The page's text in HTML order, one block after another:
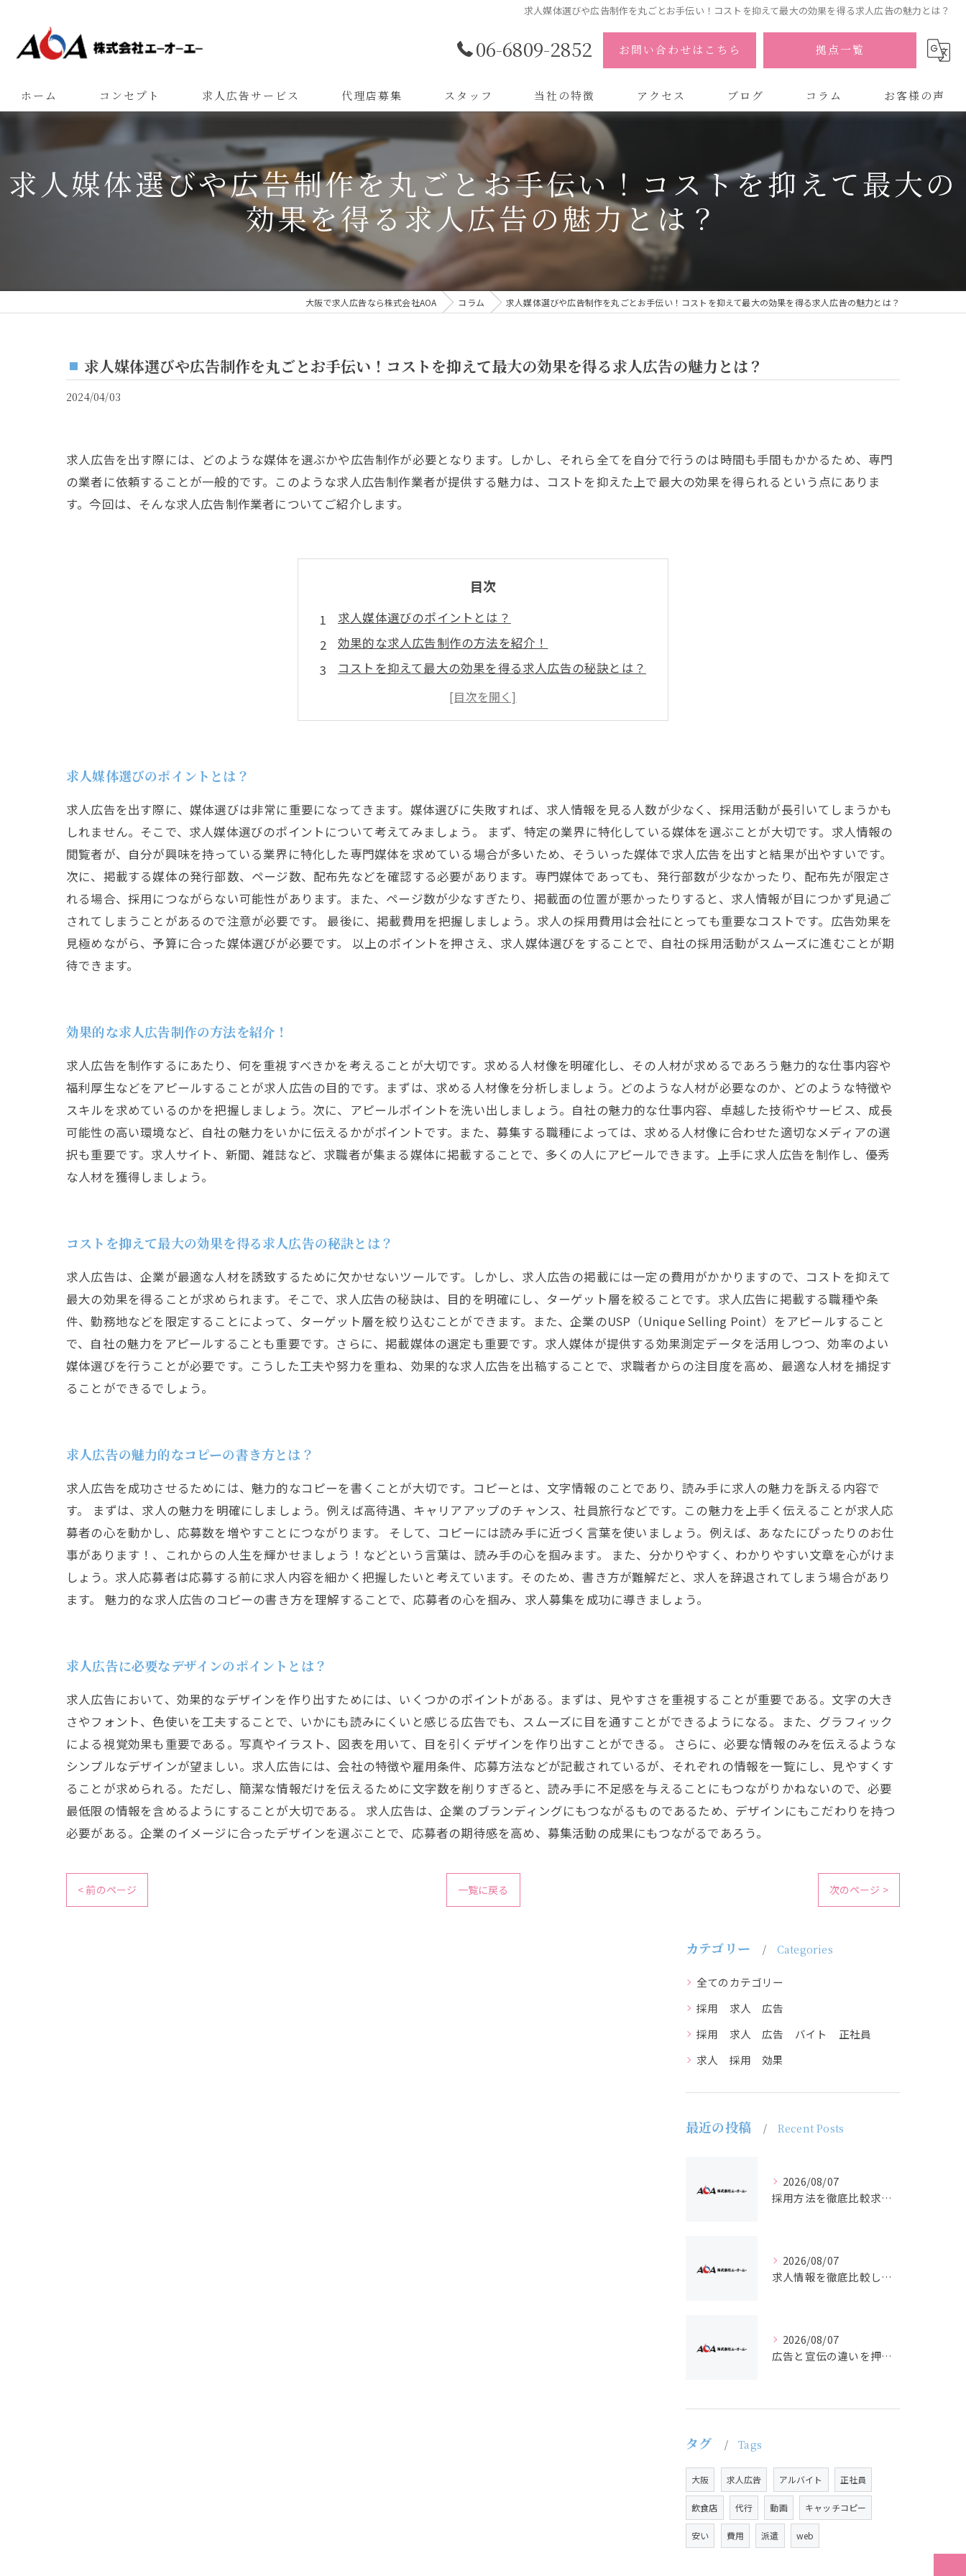
求人媒体選びや広告制作を丸ごとお手伝い！コストを抑えて最大の効果を得る求人広告の魅力とは？
06-6809-2852 お問い合わせはこちら 拠点一覧
ホーム コンセプト 求人広告サービス 代理店募集 スタッフ 当社の特徴
代理店
制作
バイトル
アクセス
株式会社AOA 東京 渋谷オフィス
株式会社AOA 南森町オフィス
ブログ コラム お客様の声
求人媒体選びや広告制作を丸ごとお手伝い！コストを抑えて最大の
効果を得る求人広告の魅力とは？
大阪で求人広告なら株式会社AOA コラム 求人媒体選びや広告制作を丸ごとお手伝い！コストを抑えて最大の効果を得る求人広告の魅力とは？
求人媒体選びや広告制作を丸ごとお手伝い！コストを抑えて最大の効果を得る求人広告の魅力とは？
2024/04/03
求人広告を出す際には、どのような媒体を選ぶかや広告制作が必要となります。しかし、それら全てを自分で行うのは時間も手間もかかるため、専門
の業者に依頼することが一般的です。このような求人広告制作業者が提供する魅力は、コストを抑えた上で最大の効果を得られるという点にありま
す。今回は、そんな求人広告制作業者についてご紹介します。
目次
求人媒体選びのポイントとは？
効果的な求人広告制作の方法を紹介！
コストを抑えて最大の効果を得る求人広告の秘訣とは？
求人広告の魅力的なコピーの書き方とは？
求人広告に必要なデザインのポイントとは？
求人媒体選びのポイントとは？
求人広告を出す際に、媒体選びは非常に重要になってきます。媒体選びに失敗すれば、求人情報を見る人数が少なく、採用活動が長引いてしまうかも
しれません。そこで、求人媒体選びのポイントについて考えてみましょう。 まず、特定の業界に特化している媒体を選ぶことが大切です。求人情報の
閲覧者が、自分が興味を持っている業界に特化した専門媒体を求めている場合が多いため、そういった媒体で求人広告を出すと結果が出やすいです。
次に、掲載する媒体の発行部数、ページ数、配布先などを確認する必要があります。専門媒体であっても、発行部数が少なかったり、配布先が限定さ
れる場合、採用につながらない可能性があります。また、ページ数が少なすぎたり、掲載面の位置が悪かったりすると、求人情報が目につかず見過ご
されてしまうことがあるので注意が必要です。 最後に、掲載費用を把握しましょう。求人の採用費用は会社にとっても重要なコストです。広告効果を
見極めながら、予算に合った媒体選びが必要です。 以上のポイントを押さえ、求人媒体選びをすることで、自社の採用活動がスムーズに進むことが期
待できます。
効果的な求人広告制作の方法を紹介！
求人広告を制作するにあたり、何を重視すべきかを考えることが大切です。求める人材像を明確化し、その人材が求めるであろう魅力的な仕事内容や
福利厚生などをアピールすることが求人広告の目的です。まずは、求める人材像を分析しましょう。どのような人材が必要なのか、どのような特徴や
スキルを求めているのかを把握しましょう。次に、アピールポイントを洗い出しましょう。自社の魅力的な仕事内容、卓越した技術やサービス、成長
可能性の高い環境など、自社の魅力をいかに伝えるかがポイントです。また、募集する職種によっては、求める人材像に合わせた適切なメディアの選
択も重要です。求人サイト、新聞、雑誌など、求職者が集まる媒体に掲載することで、多くの人にアピールできます。上手に求人広告を制作し、優秀
な人材を獲得しましょう。
コストを抑えて最大の効果を得る求人広告の秘訣とは？
求人広告は、企業が最適な人材を誘致するために欠かせないツールです。しかし、求人広告の掲載には一定の費用がかかりますので、コストを抑えて
最大の効果を得ることが求められます。そこで、求人広告の秘訣は、目的を明確にし、ターゲット層を絞ることです。求人広告に掲載する職種や条
件、勤務地などを限定することによって、ターゲット層を絞り込むことができます。また、企業のUSP（Unique Selling Point）をアピールすること
で、自社の魅力をアピールすることも重要です。さらに、掲載媒体の選定も重要です。求人媒体が提供する効果測定データを活用しつつ、効率のよい
媒体選びを行うことが必要です。こうした工夫や努力を重ね、効果的な求人広告を出稿することで、求職者からの注目度を高め、最適な人材を捕捉す
ることができるでしょう。
求人広告の魅力的なコピーの書き方とは？
求人広告を成功させるためには、魅力的なコピーを書くことが大切です。コピーとは、文字情報のことであり、読み手に求人の魅力を訴える内容で
す。 まずは、求人の魅力を明確にしましょう。例えば高待遇、キャリアアップのチャンス、社員旅行などです。この魅力を上手く伝えることが求人応
募者の心を動かし、応募数を増やすことにつながります。 そして、コピーには読み手に近づく言葉を使いましょう。例えば、あなたにぴったりのお仕
事があります！、これからの人生を輝かせましょう！などという言葉は、読み手の心を掴みます。 また、分かりやすく、わかりやすい文章を心がけま
しょう。求人応募者は応募する前に求人内容を細かく把握したいと考えています。そのため、書き方が難解だと、求人を辞退されてしまう場合があり
ます。 魅力的な求人広告のコピーの書き方を理解することで、応募者の心を掴み、求人募集を成功に導きましょう。
求人広告に必要なデザインのポイントとは？
求人広告において、効果的なデザインを作り出すためには、いくつかのポイントがある。まずは、見やすさを重視することが重要である。文字の大き
さやフォント、色使いを工夫することで、いかにも読みにくいと感じる広告でも、スムーズに目を通すことができるようになる。また、グラフィック
による視覚効果も重要である。写真やイラスト、図表を用いて、目を引くデザインを作り出すことができる。 さらに、必要な情報のみを伝えるような
シンプルなデザインが望ましい。求人広告には、会社の特徴や雇用条件、応募方法などが記載されているが、それぞれの情報を一覧にし、見やすくす
ることが求められる。ただし、簡潔な情報だけを伝えるために文字数を削りすぎると、読み手に不足感を与えることにもつながりかねないので、必要
最低限の情報を含めるようにすることが大切である。 求人広告は、企業のブランディングにもつながるものであるため、デザインにもこだわりを持つ
必要がある。企業のイメージに合ったデザインを選ぶことで、応募者の期待感を高め、募集活動の成果にもつながるであろう。
< 前のページ 一覧に戻る 次のページ >
カテゴリー Categories
全てのカテゴリー
採用 求人 広告
採用 求人 広告 バイト 正社員
求人 採用 効果
最近の投稿 Recent Posts
2026/08/07
採用方法を徹底比較求人広告でバイトと正社員の最適解を探る
2026/08/07
求人情報を徹底比較して正社員やバイトを効率よく見つける実践ガイド
2026/08/07
広告と宣伝の違いを押さえた採用求人戦略とバイト正社員獲得の実務ポイント
タグ Tags
大阪 求人広告 アルバイト 正社員
飲食店 代行 動画 キャッチコピー
安い 費用 派遣 web